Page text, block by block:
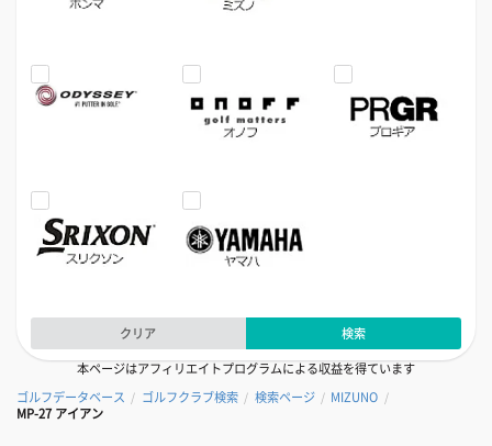
クリア
検索
本ページはアフィリエイトプログラムによる収益を得ています
ゴルフデータベース / ゴルフクラブ検索 / 検索ページ / MIZUNO /
MP-27 アイアン